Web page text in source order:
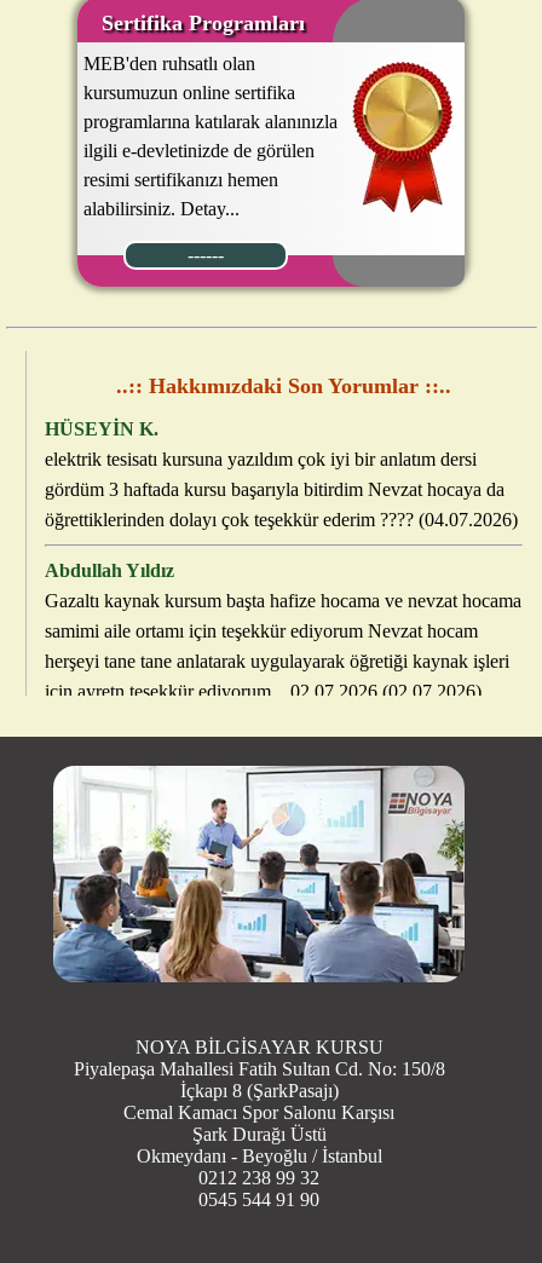
Sertifika Programları
MEB'den ruhsatlı olan
kursumuzun online sertifika
programlarına katılarak alanınızla
ilgili e-devletinizde de görülen
resimi sertifikanızı hemen
alabilirsiniz. Detay...
------
..:: Hakkımızdaki Son Yorumlar ::..
HÜSEYİN K.
elektrik tesisatı kursuna yazıldım çok iyi bir anlatım dersi
gördüm 3 haftada kursu başarıyla bitirdim Nevzat hocaya da
öğrettiklerinden dolayı çok teşekkür ederim ???? (04.07.2026)
Abdullah Yıldız
Gazaltı kaynak kursum başta hafize hocama ve nevzat hocama
samimi aile ortamı için teşekkür ediyorum Nevzat hocam
herşeyi tane tane anlatarak uygulayarak öğretiği kaynak işleri
için ayretn teşekkür ediyorum…02.07.2026 (02.07.2026)
KARDELEN TAŞDELEN
NEVZAT HOCAMA VE MACİD HOCAMA ÇOK
TEŞEKKÜR ONLAR SAYESİNDE KOD YAZMAYI
ÖĞRENDİM (02.04.2026)
Yorum Ekle | Diğer Yorumlar
NOYA BİLGİSAYAR KURSU
Piyalepaşa Mahallesi Fatih Sultan Cd. No: 150/8
İçkapı 8 (ŞarkPasajı)
Cemal Kamacı Spor Salonu Karşısı
Şark Durağı Üstü
Okmeydanı - Beyoğlu / İstanbul
0212 238 99 32
0545 544 91 90